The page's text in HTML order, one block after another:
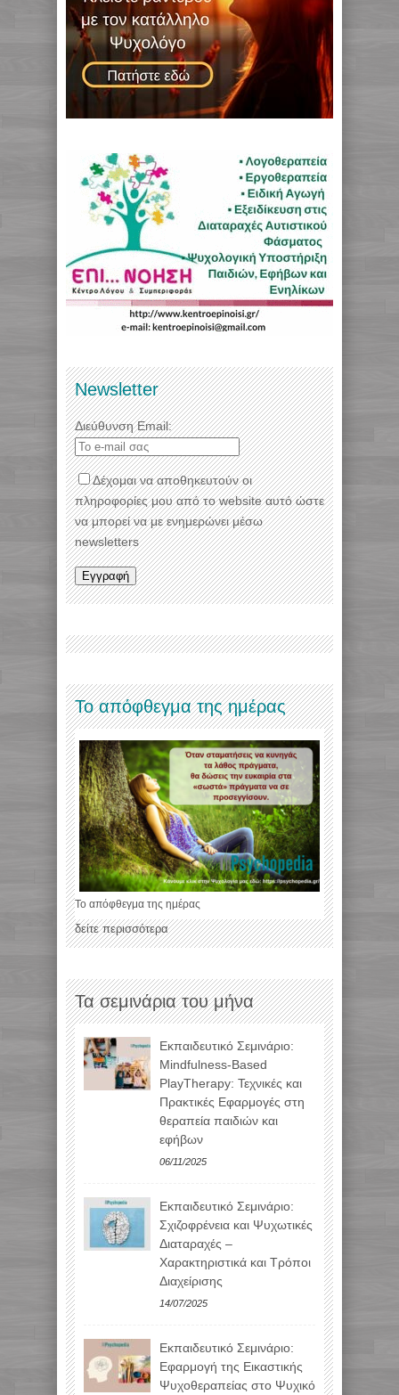
Newsletter
Διεύθυνση Email:
Δέχομαι να αποθηκευτούν οι
πληροφορίες μου από το website αυτό ώστε
να μπορεί να με ενημερώνει μέσω
newsletters
Το απόφθεγμα της ημέρας
Το απόφθεγμα της ημέρας
δείτε περισσότερα
Τα σεμινάρια του μήνα
Εκπαιδευτικό Σεμινάριο:
Mindfulness-Based
PlayTherapy: Τεχνικές και
Πρακτικές Εφαρμογές στη
θεραπεία παιδιών και
εφήβων
06/11/2025
Εκπαιδευτικό Σεμινάριο:
Σχιζοφρένεια και Ψυχωτικές
Διαταραχές –
Χαρακτηριστικά και Τρόποι
Διαχείρισης
14/07/2025
Εκπαιδευτικό Σεμινάριο:
Εφαρμογή της Εικαστικής
Ψυχοθεραπείας στο Ψυχικό